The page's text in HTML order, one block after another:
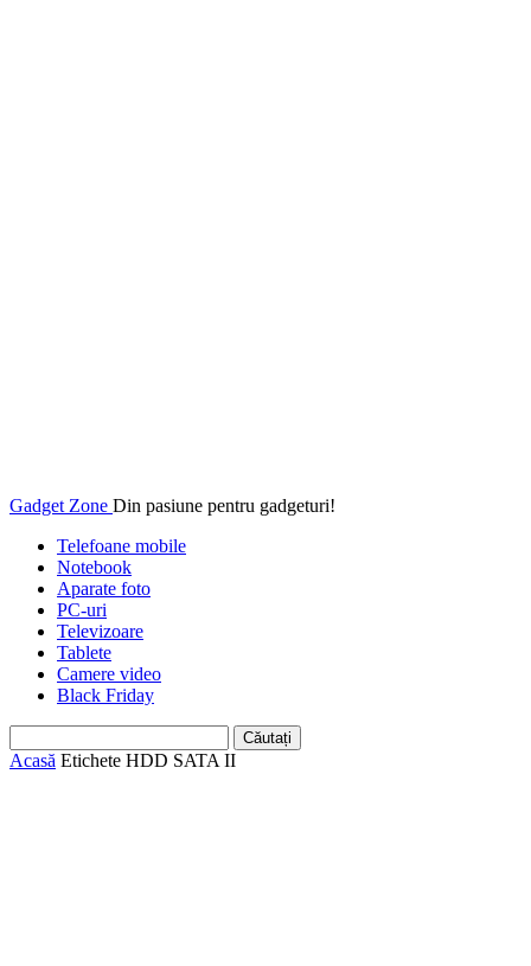
Gadget Zone Din pasiune pentru gadgeturi!
Telefoane mobile
Notebook
Aparate foto
PC-uri
Televizoare
Tablete
Camere video
Black Friday
Acasă Etichete HDD SATA II